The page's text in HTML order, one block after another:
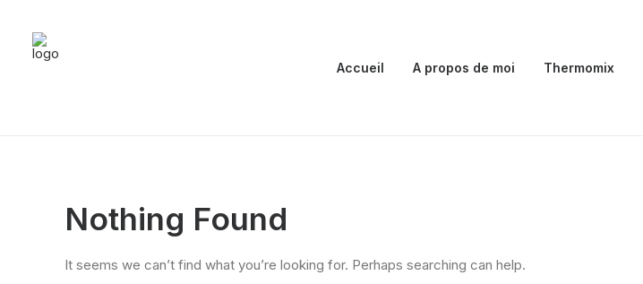
Accueil A propos de moi Thermomix
Nothing Found
It seems we can’t find what you’re looking for. Perhaps searching can help.